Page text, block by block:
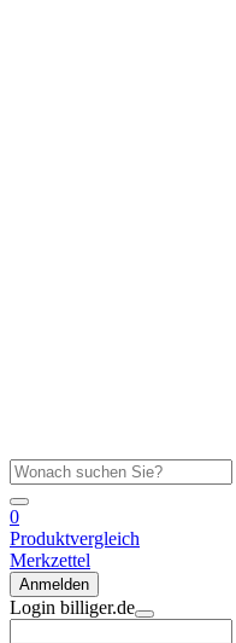
0
Produktvergleich
Merkzettel
Anmelden
Login billiger.de